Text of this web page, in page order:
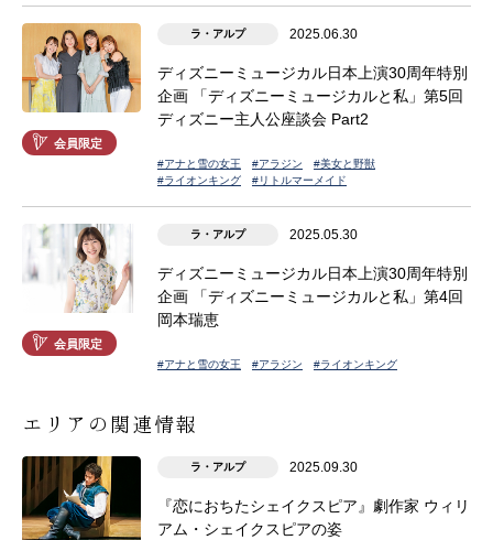
会員限定
ラ・アルプ 2025.06.30
ディズニーミュージカル日本上演30周年特別
企画 「ディズニーミュージカルと私」第5回
ディズニー主人公座談会 Part2
#アナと雪の女王 #アラジン
#美女と野獣
#ライオンキング
#リトルマーメイド
会員限定
ラ・アルプ 2025.05.30
ディズニーミュージカル日本上演30周年特別
企画 「ディズニーミュージカルと私」第4回
岡本瑞恵
#アナと雪の女王 #アラジン #ライオンキング
エリアの関連情報
ラ・アルプ 2025.09.30
『恋におちたシェイクスピア』劇作家 ウィリ
アム・シェイクスピアの姿